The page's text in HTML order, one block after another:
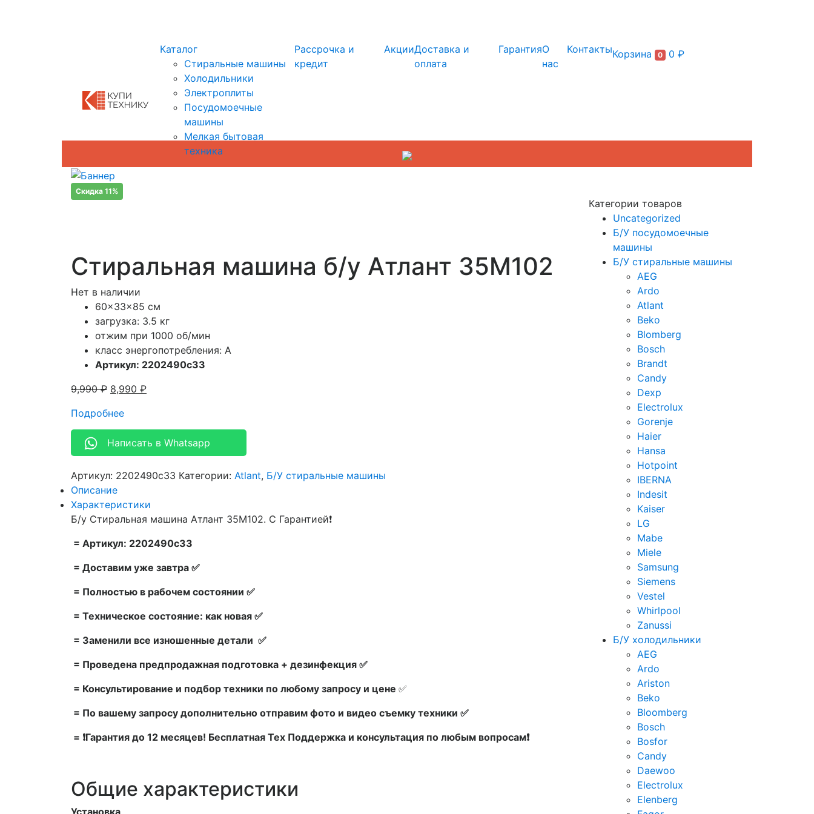
Каталог
Стиральные машины
Холодильники
Электроплиты
Посудомоечные
машины
Мелкая бытовая
техника
Рассрочка и
кредит
АкцииДоставка и
оплата
ГарантияО
нас
КонтактыКорзина 0 0 ₽
Скидка 11%
Стиральная машина б/у Атлант 35M102
Нет в наличии
60x33x85 см
загрузка: 3.5 кг
отжим при 1000 об/мин
класс энергопотребления: A
Артикул: 2202490c33
9,990₽ 8,990 ₽
Подробнее
Написать в Whatsapp
Артикул: 2202490c33 Категории: Atlant, Б/У стиральные машины
Описание
Характеристики
Б/у Стиральная машина Атлант 35M102. С Гарантией❗
= Артикул: 2202490c33
= Доставим уже завтра ✅
= Полностью в рабочем состоянии ✅
= Техническое состояние: как новая ✅
= Заменили все изношенные детали ✅
= Проведена предпродажная подготовка + дезинфекция ✅
= Консультирование и подбор техники по любому запросу и цене ✅
= По вашему запросу дополнительно отправим фото и видео съемку техники ✅
= ❗Гарантия до 12 месяцев! Бесплатная Тех Поддержка и консультация по любым вопросам❗
Общие характеристики
Установка
Категории товаров
Uncategorized
Б/У посудомоечные
машины
Б/У стиральные машины
AEG
Ardo
Atlant
Beko
Blomberg
Bosch
Brandt
Candy
Dexp
Electrolux
Gorenje
Haier
Hansa
Hotpoint
IBERNA
Indesit
Kaiser
LG
Mabe
Miele
Samsung
Siemens
Vestel
Whirlpool
Zanussi
Б/У холодильники
AEG
Ardo
Ariston
Beko
Bloomberg
Bosch
Bosfor
Candy
Daewoo
Electrolux
Elenberg